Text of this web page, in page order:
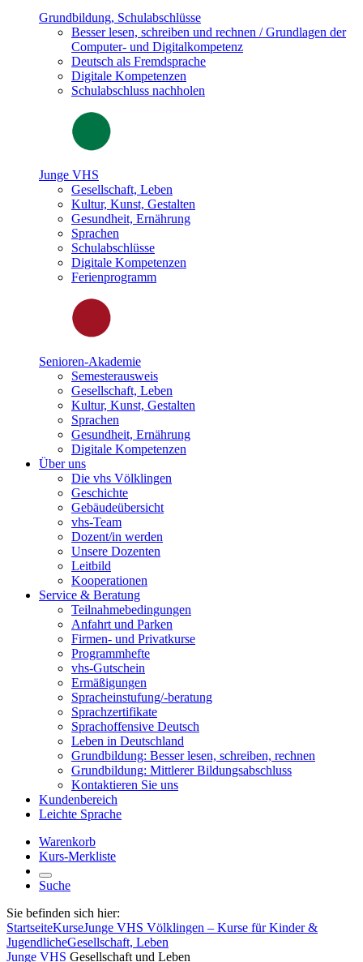
Grundbildung, Schulabschlüsse
Besser lesen, schreiben und rechnen / Grundlagen der
Computer- und Digitalkompetenz
Deutsch als Fremdsprache
Digitale Kompetenzen
Schulabschluss nachholen
Junge VHS
Gesellschaft, Leben
Kultur, Kunst, Gestalten
Gesundheit, Ernährung
Sprachen
Schulabschlüsse
Digitale Kompetenzen
Ferienprogramm
Senioren-Akademie
Semesterausweis
Gesellschaft, Leben
Kultur, Kunst, Gestalten
Sprachen
Gesundheit, Ernährung
Digitale Kompetenzen
Über uns
Die vhs Völklingen
Geschichte
Gebäudeübersicht
vhs-Team
Dozent/in werden
Unsere Dozenten
Leitbild
Kooperationen
Service & Beratung
Teilnahmebedingungen
Anfahrt und Parken
Firmen- und Privatkurse
Programmhefte
vhs-Gutschein
Ermäßigungen
Spracheinstufung/-beratung
Sprachzertifikate
Sprachoffensive Deutsch
Leben in Deutschland
Grundbildung: Besser lesen, schreiben, rechnen
Grundbildung: Mittlerer Bildungsabschluss
Kontaktieren Sie uns
Kundenbereich
Leichte Sprache
Warenkorb
Kurs-Merkliste
Suche
Sie befinden sich hier:
StartseiteKurseJunge VHS Völklingen – Kurse für Kinder &
JugendlicheGesellschaft, Leben
Junge VHS Gesellschaft und Leben